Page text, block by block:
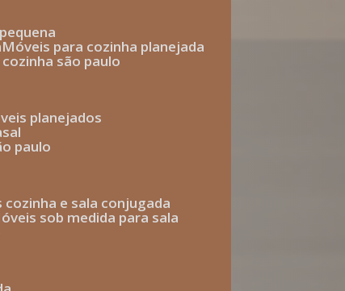
móveis para cozinha planejada
cozinha são paulo
planejados
paulo
cozinha e sala conjugada
móveis sob medida para sala